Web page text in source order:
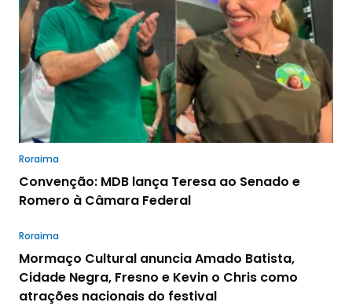
Roraima
Convenção: MDB lança Teresa ao Senado e
Romero à Câmara Federal
Roraima
Mormaço Cultural anuncia Amado Batista,
Cidade Negra, Fresno e Kevin o Chris como
atrações nacionais do festival